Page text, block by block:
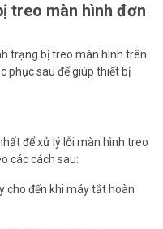
treo màn hình đơn
trạng bị treo màn hình trên
phục sau để giúp thiết bị
để xử lý lỗi màn hình treo
các cách sau:
cho đến khi máy tắt hoàn